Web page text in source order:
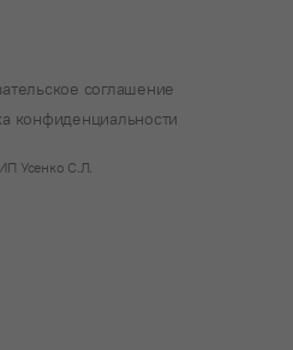
соглашение
конфиденциальности
Усенко С.Л.